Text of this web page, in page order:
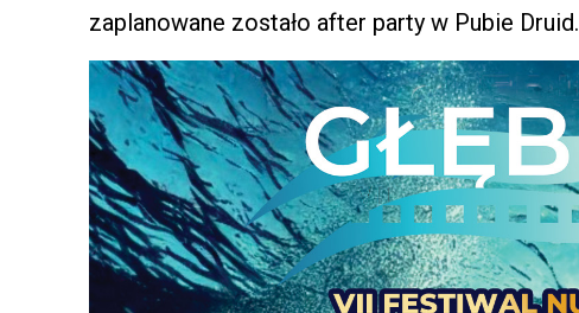
zaplanowane zostało after party w Pubie Druid.